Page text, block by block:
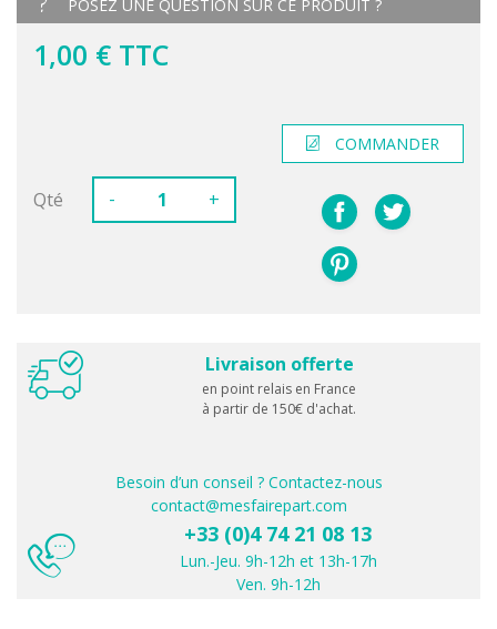
POSEZ UNE QUESTION SUR CE PRODUIT ?
1,00 € TTC
Qté - +
COMMANDER
Livraison offerte
en point relais en France
à partir de 150€ d'achat.
Besoin d’un conseil ? Contactez-nous
contact@mesfairepart.com
+33 (0)4 74 21 08 13
Lun.-Jeu. 9h-12h et 13h-17h
Ven. 9h-12h